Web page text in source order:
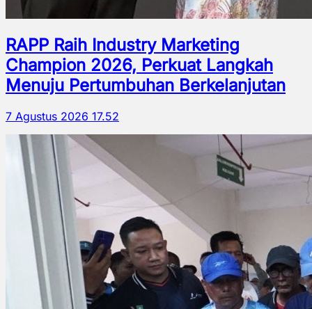
RAPP Raih Industry Marketing
Champion 2026, Perkuat Langkah
Menuju Pertumbuhan Berkelanjutan
7 Agustus 2026 17.52